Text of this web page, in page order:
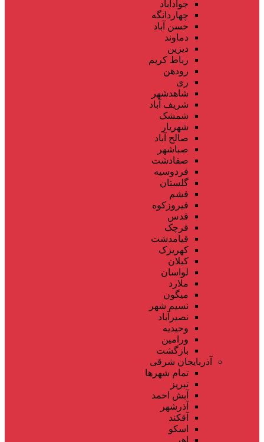
جوادآباد
چهاردانگه
حسن آباد
دماوند
دیزین
رباط کریم
رودهن
ری
شاهدشهر
شریف آباد
شمشک
شهریار
صالح آباد
صباشهر
صفادشت
فردوسیه
گلستان
فشم
فیروزکوه
قدس
قرچک
قیامدشت
کهریزک
کیلان
لواسان
ملارد
میگون
نسیم شهر
نصیرآباد
وحیدیه
ورامین
بازگشت
آذربایجان شرقی
تمام شهر‌ها
تبریز
آبش احمد
آذرشهر
آقکند
اسکو
اهر